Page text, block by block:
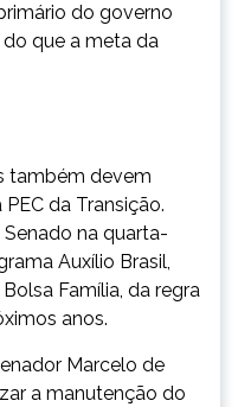
do governo
que a meta da
também devem
da Transição.
na quarta-
Auxílio Brasil,
Família, da regra
anos.
Marcelo de
a manutenção do